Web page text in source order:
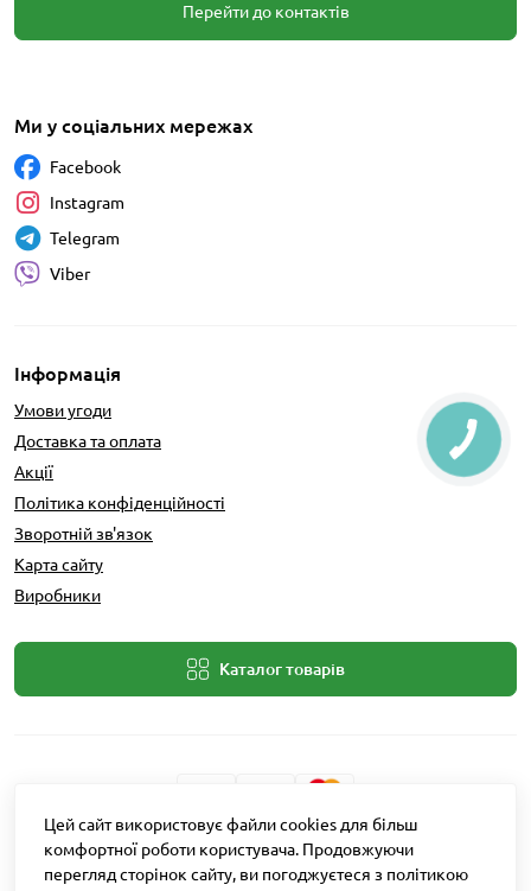
Перейти до контактів
Інформація
Умови угоди
Доставка та оплата
Акції
Політика конфіденційності
Зворотній зв'язок
Карта сайту
Виробники
Каталог товарів
Ми у соціальних мережах
Facebook
Instagram
Telegram
Viber
Розробник: Intent Solutions
Цей сайт використовує файли cookies для більш
комфортної роботи користувача. Продовжуючи
перегляд сторінок сайту, ви погоджуєтеся з політикою